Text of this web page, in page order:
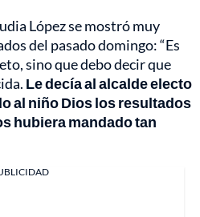
López se mostró muy
del pasado domingo: “Es
sino que debo decir que
Le decía al alcalde electo
al niño Dios los resultados
hubiera mandado tan